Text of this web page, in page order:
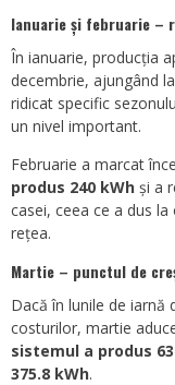
Ianuarie și februarie –
În ianuarie, producția
decembrie, ajungând la
ridicat specific
un nivel important.
Februarie a marcat
produs 240 kWh și a
casei, ceea ce a dus
rețea.
Martie – punctul de
Dacă în lunile de iarnă
costurilor, martie
sistemul a produs
375.8 kWh.